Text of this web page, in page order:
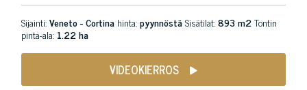
Sijainti:Veneto - Cortina hinta:pyynnöstäSisätilat:893 m2Tontin
pinta-ala: 1.22 ha
VIDEOKIERROS